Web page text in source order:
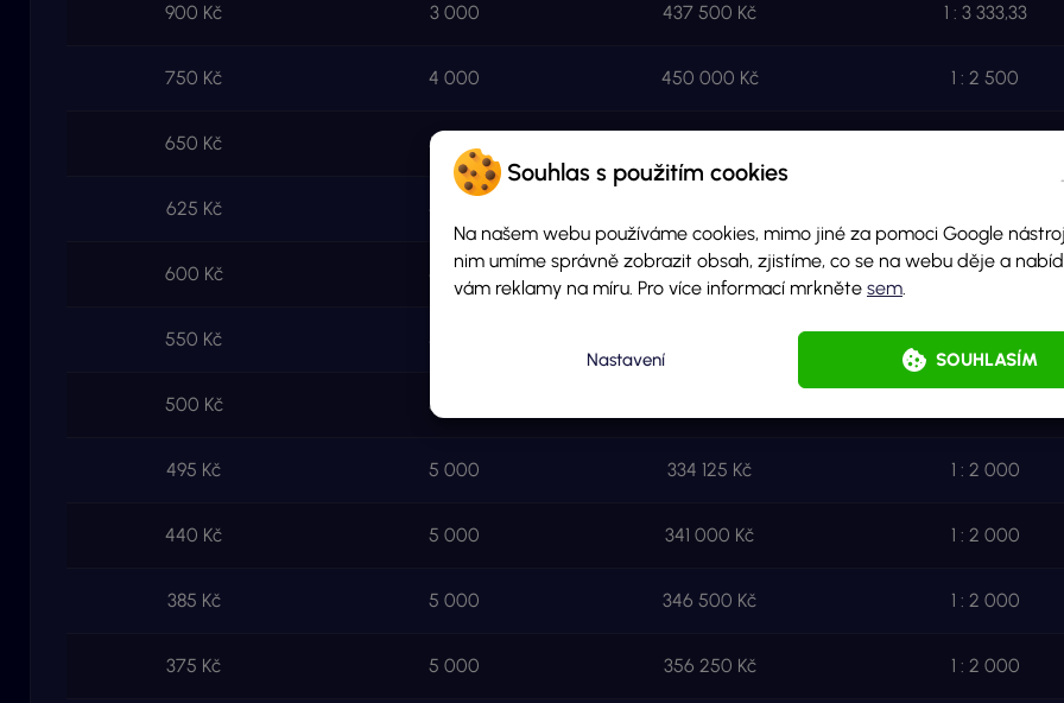
Souhlas s použitím cookies
Na našem webu používáme cookies, mimo jiné za pomoci Google
nim umíme správně zobrazit obsah, zjistíme, co se na webu děje a
vám reklamy na míru. Pro více informací mrkněte sem.
SOUHLASÍM
Nastavení
900 Kč 3 000 437 500 Kč 1 : 3 333,33
750 Kč 4 000 450 000 Kč 1 : 2 500
650 Kč 5 000
625 Kč 4 000
600 Kč 4 000 300 000 Kč 1 : 2 500
550 Kč 5 000 1 :2 000
500 Kč 5 000
495 Kč 5 000 334 125 Kč 1 : 2 000
440 Kč 5 000 341 000 Kč 1 : 2 000
385 Kč 5 000 346 500 Kč 1 : 2 000
375 Kč 5 000 356 250 Kč 1 : 2 000